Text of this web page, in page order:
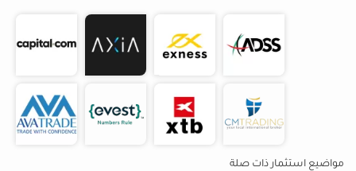
مواضيع استثمار ذات صلة